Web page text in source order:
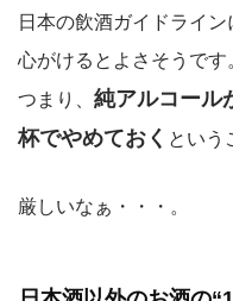
日本の飲酒ガイドライン
心がけるとよさそうです
つまり、 純アルコール
杯でやめておく という
厳しいなぁ・・・。